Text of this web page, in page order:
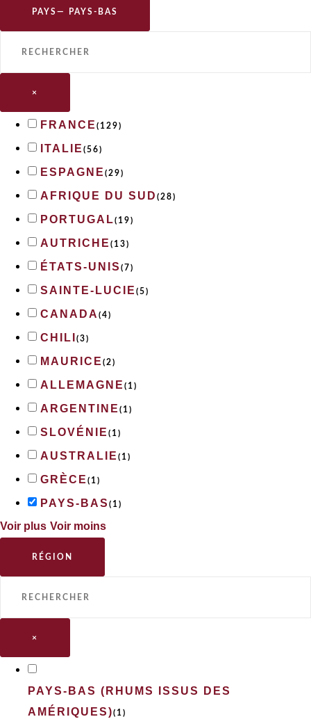
PAYS — PAYS-BAS
×
FRANCE ( 129)
ITALIE (56)
ESPAGNE (29)
AFRIQUE DU SUD (28)
PORTUGAL( 19)
AUTRICHE ( 13)
ÉTATS-UNIS ( 7)
SAINTE-LUCIE (5)
CANADA (4)
CHILI (3)
MAURICE (2)
ALLEMAGNE ( 1 )
ARGENTINE ( 1 )
SLOVÉNIE ( 1 )
AUSTRALIE ( 1 )
GRÈCE ( 1 )
PAYS-BAS ( 1 )
Voir plus Voir moins
RÉGION
×
PAYS-BAS (RHUMS ISSUS DES
AMÉRIQUES)( 1 )